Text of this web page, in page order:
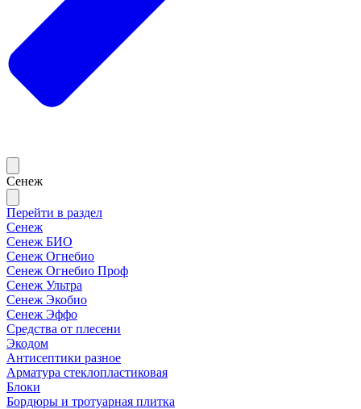
Сенеж
Перейти в раздел
Сенеж
Сенеж БИО
Сенеж Огнебио
Сенеж Огнебио Проф
Сенеж Ультра
Сенеж Экобио
Сенеж Эффо
Средства от плесени
Экодом
Антисептики разное
Арматура стеклопластиковая
Блоки
Бордюры и тротуарная плитка